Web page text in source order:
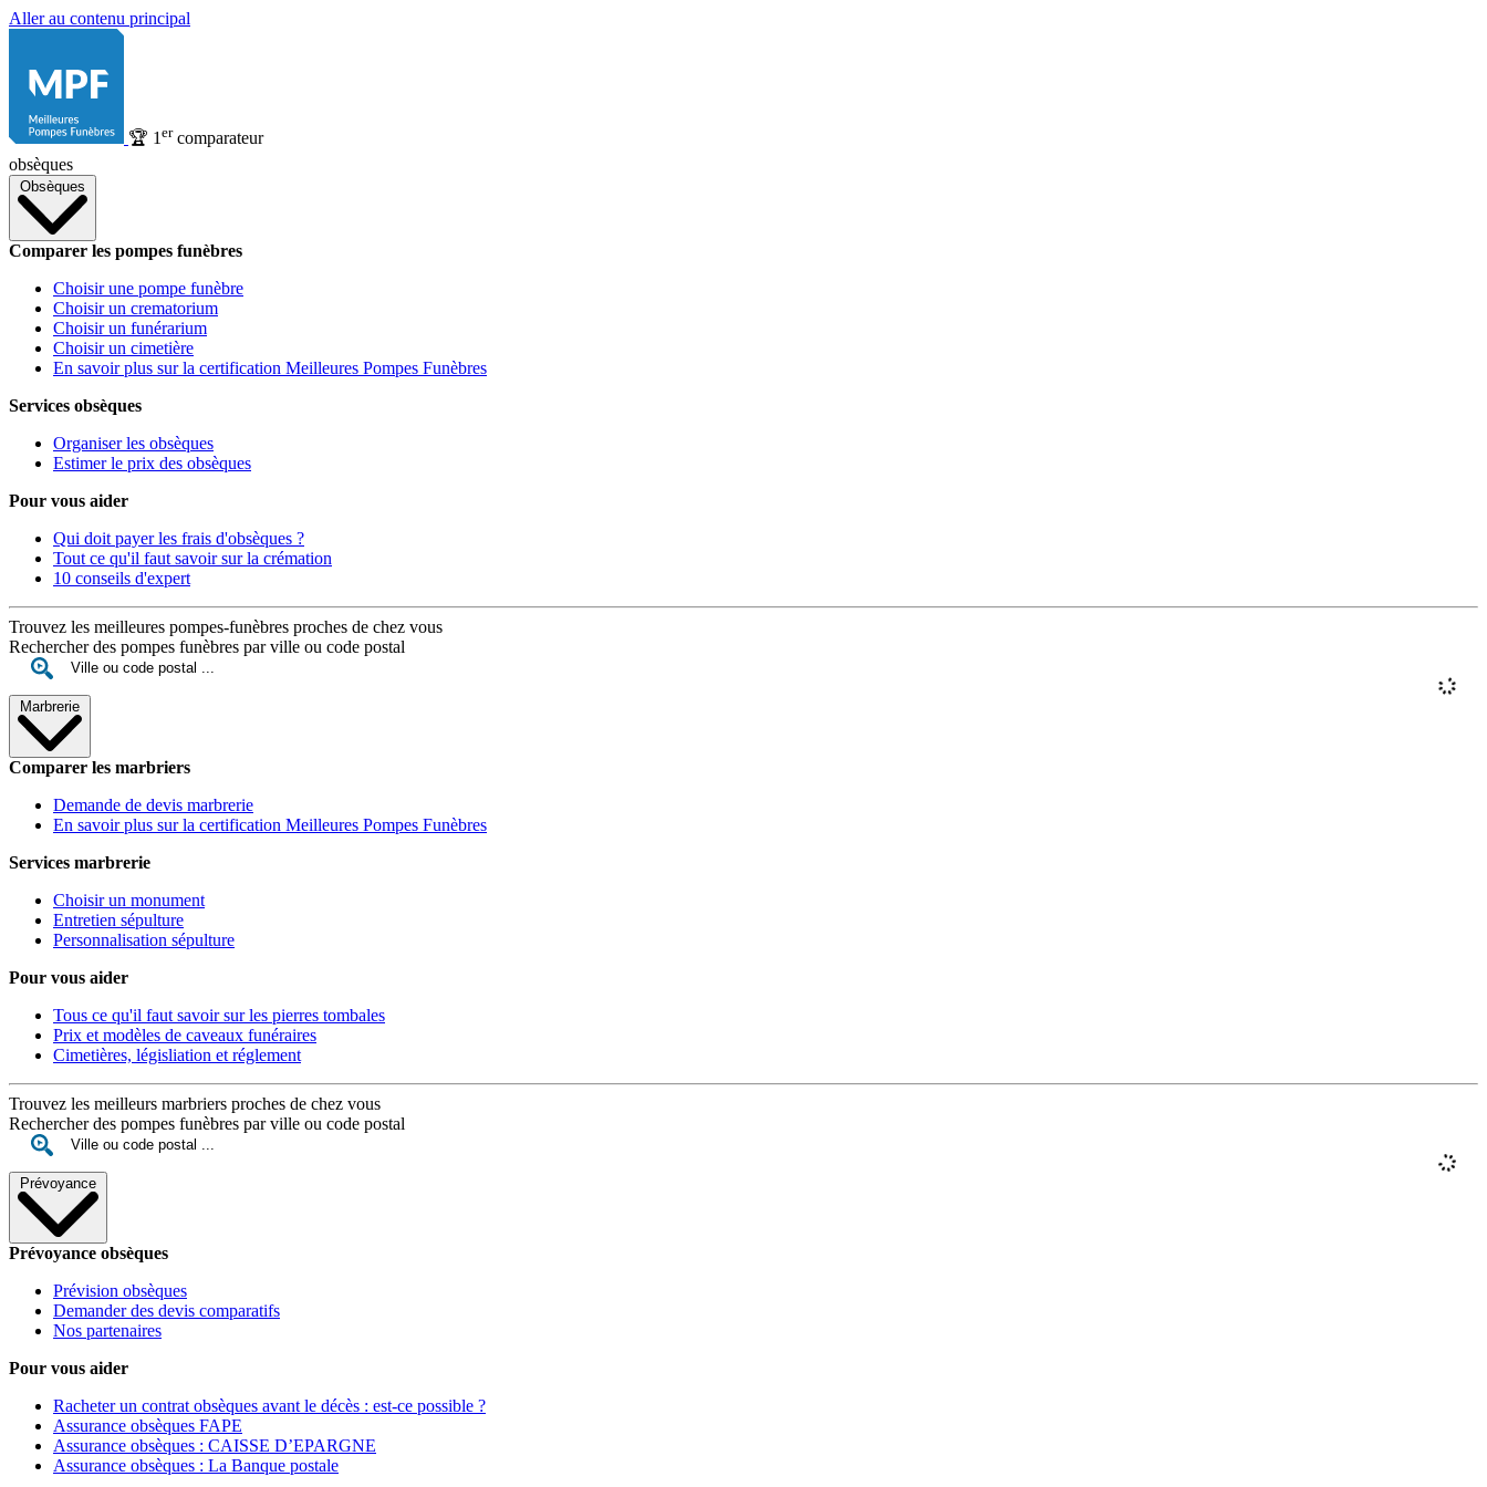
Aller au contenu principal
🏆 1 ercomparateur
obsèques
Obsèques
Comparer les pompes funèbres
Choisir une pompe funèbre
Choisir un crematorium
Choisir un funérarium
Choisir un cimetière
En savoir plus sur la certification Meilleures Pompes Funèbres
Services obsèques
Organiser les obsèques
Estimer le prix des obsèques
Pour vous aider
Qui doit payer les frais d'obsèques ?
Tout ce qu'il faut savoir sur la crémation
10 conseils d'expert
Trouvez les meilleures pompes-funèbres proches de chez vous
Rechercher des pompes funèbres par ville ou code postal
Marbrerie
Comparer les marbriers
Demande de devis marbrerie
En savoir plus sur la certification Meilleures Pompes Funèbres
Services marbrerie
Choisir un monument
Entretien sépulture
Personnalisation sépulture
Pour vous aider
Tous ce qu'il faut savoir sur les pierres tombales
Prix et modèles de caveaux funéraires
Cimetières, législiation et réglement
Trouvez les meilleurs marbriers proches de chez vous
Rechercher des pompes funèbres par ville ou code postal
Prévoyance
Prévoyance obsèques
Prévision obsèques
Demander des devis comparatifs
Nos partenaires
Pour vous aider
Racheter un contrat obsèques avant le décès : est-ce possible ?
Assurance obsèques FAPE
Assurance obsèques : CAISSE D’EPARGNE
Assurance obsèques : La Banque postale